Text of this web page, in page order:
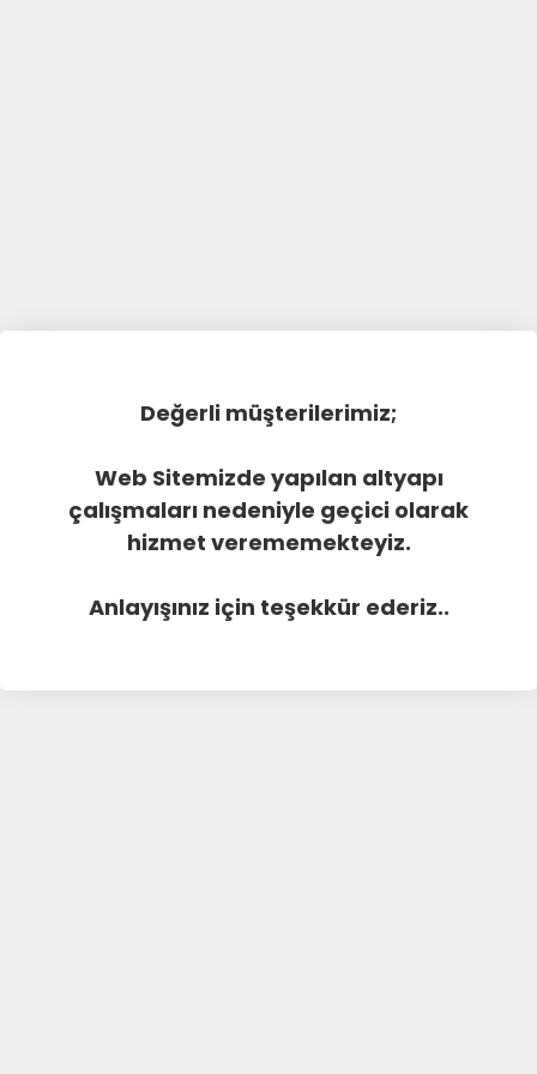
Değerli müşterilerimiz;
Web Sitemizde yapılan altyapı
çalışmaları nedeniyle geçici olarak
hizmet verememekteyiz.
Anlayışınız için teşekkür ederiz..